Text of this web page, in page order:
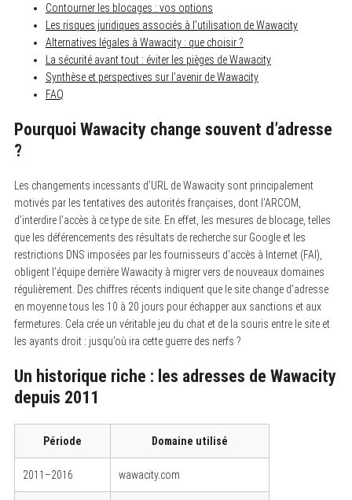
Contourner les blocages : vos options
Les risques juridiques associés à l’utilisation de Wawacity
Alternatives légales à Wawacity : que choisir ?
La sécurité avant tout : éviter les pièges de Wawacity
Synthèse et perspectives sur l’avenir de Wawacity
FAQ
Pourquoi Wawacity change souvent d’adresse
?
Les changements incessants d’URL de Wawacity sont principalement
motivés par les tentatives des autorités françaises, dont l’ARCOM,
d’interdire l’accès à ce type de site. En effet, les mesures de blocage, telles
que les déférencements des résultats de recherche sur Google et les
restrictions DNS imposées par les fournisseurs d’accès à Internet (FAI),
obligent l’équipe derrière Wawacity à migrer vers de nouveaux domaines
régulièrement. Des chiffres récents indiquent que le site change d’adresse
en moyenne tous les 10 à 20 jours pour échapper aux sanctions et aux
fermetures. Cela crée un véritable jeu du chat et de la souris entre le site et
les ayants droit : jusqu’où ira cette guerre des nerfs ?
Un historique riche : les adresses de Wawacity
depuis 2011
Période Domaine utilisé
2011–2016 wawacity.com